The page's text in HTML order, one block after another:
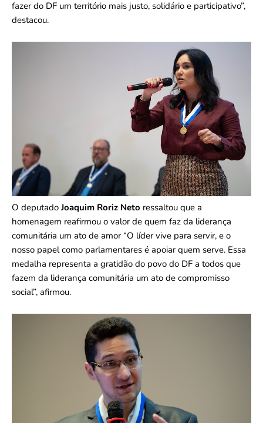
fazer do DF um território mais justo, solidário e participativo”,
destacou.
O deputadoJoaquim Roriz Neto ressaltou que a
homenagem reafirmou o valor de quem faz da liderança
comunitária um ato de amor “O líder vive para servir, e o
nosso papel como parlamentares é apoiar quem serve. Essa
medalha representa a gratidão do povo do DF a todos que
fazem da liderança comunitária um ato de compromisso
social”, afirmou.